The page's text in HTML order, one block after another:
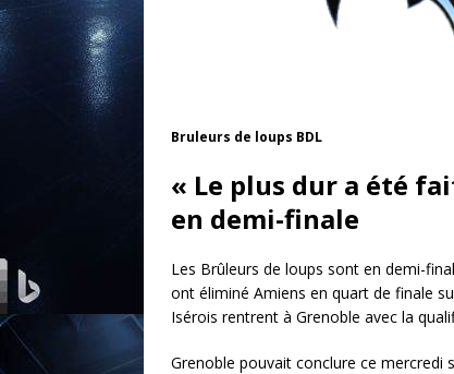
Bruleurs de loups BDL
« Le plus dur a été
en demi-finale
Les Brûleurs de loups sont en demi-
ont éliminé Amiens en quart de finale
Isérois rentrent à Grenoble avec la
Grenoble pouvait conclure ce mercredi